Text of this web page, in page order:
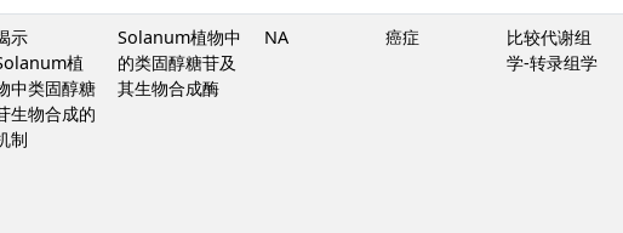
示
植
中类固醇糖
生物合成的
制
Solanum植物中
的类固醇糖苷及
其生物合成酶
NA 癌症
比较代谢组
学-转录组学